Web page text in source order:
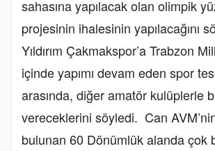
sahasına yapılacak olan olimpik
projesinin ihalesinin yapılacağını
Yıldırım Çakmakspor’a Trabzon
içinde yapımı devam eden spor
arasında, diğer amatör kulüplerle
vereceklerini söyledi. Can
bulunan 60 Dönümlük alanda çok